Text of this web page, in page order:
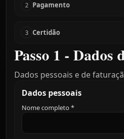
2 Pagamento
3 Certidão
Passo 1 - Dados
Dados pessoais e de
Dados pessoais
Nome completo *